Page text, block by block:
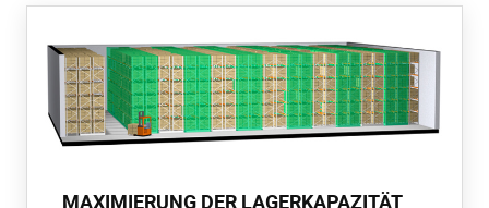
MAXIMIERUNG DER LAGERKAPAZITÄT